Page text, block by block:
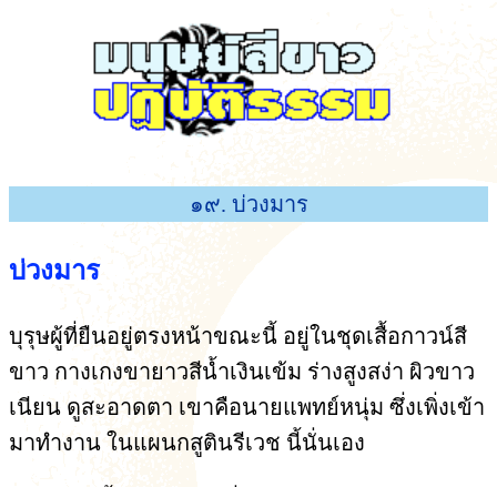
๑๙. บ่วงมาร
บ่วงมาร
บุรุษผู้ที่ยืนอยู่ตรงหน้าขณะนี้ อยู่ในชุดเสื้อกาวน์สี
ขาว กางเกงขายาวสีน้ำเงินเข้ม ร่างสูงสง่า ผิวขาว
เนียน ดูสะอาดตา เขาคือนายแพทย์หนุ่ม ซึ่งเพิ่งเข้า
มาทำงาน ในแผนกสูตินรีเวช นี้นั่นเอง